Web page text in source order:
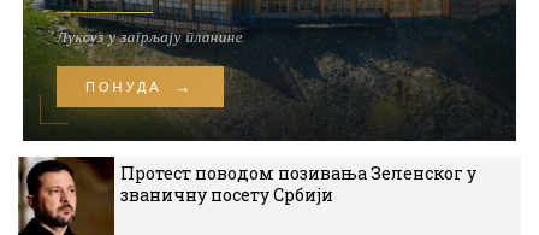
Протест поводом позивања Зеленског у
званичну посету Србији